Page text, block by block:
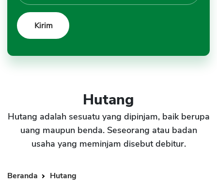
Hutang
Hutang adalah sesuatu yang dipinjam, baik berupa
uang maupun benda. Seseorang atau badan
usaha yang meminjam disebut debitur.
Beranda Hutang